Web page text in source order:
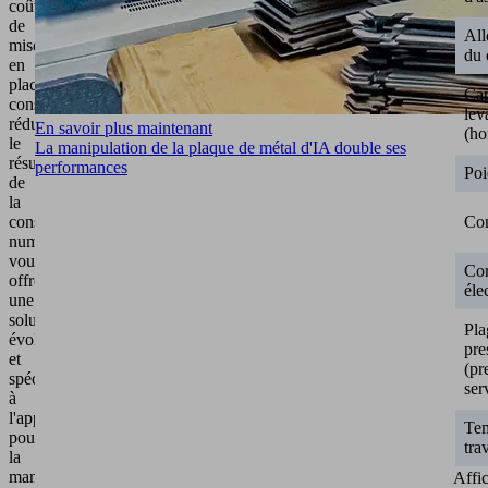
coûts
de
mise
en
place
considérablement
réduits,
le
résultat
de
la
construction
numérique
vous
offre
une
solution
évolutive
et
spécifique
à
l'application
pour
la
manipulation
En savoir plus maintenant
La manipulation de la plaque de métal d'IA double ses
performances
du